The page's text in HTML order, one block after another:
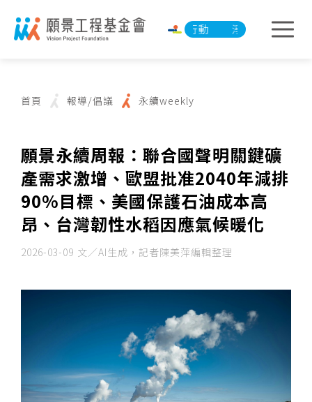
淨零承諾行動 淨零承諾行動
首頁 報導/倡議 永續weekly
願景永續周報：聯合國聲明關鍵礦
產需求激增、歐盟批准2040年減排
90%目標、美國保護石油成本高
昂、台灣韌性水稻因應氣候暖化
2026-03-09 文／AI生成，記者陳美萍編輯整理